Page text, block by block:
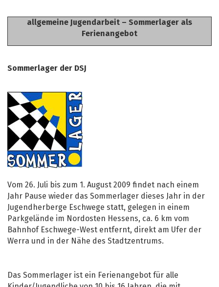
allgemeine Jugendarbeit – Sommerlager als
Ferienangebot
Sommerlager der DSJ
Vom 26. Juli bis zum 1. August 2009 findet nach einem
Jahr Pause wieder das Sommerlager dieses Jahr in der
Jugendherberge Eschwege statt, gelegen in einem
Parkgelände im Nordosten Hessens, ca. 6 km vom
Bahnhof Eschwege-West entfernt, direkt am Ufer der
Werra und in der Nähe des Stadtzentrums.
Das Sommerlager ist ein Ferienangebot für alle